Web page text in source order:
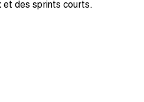
et des sprints courts.